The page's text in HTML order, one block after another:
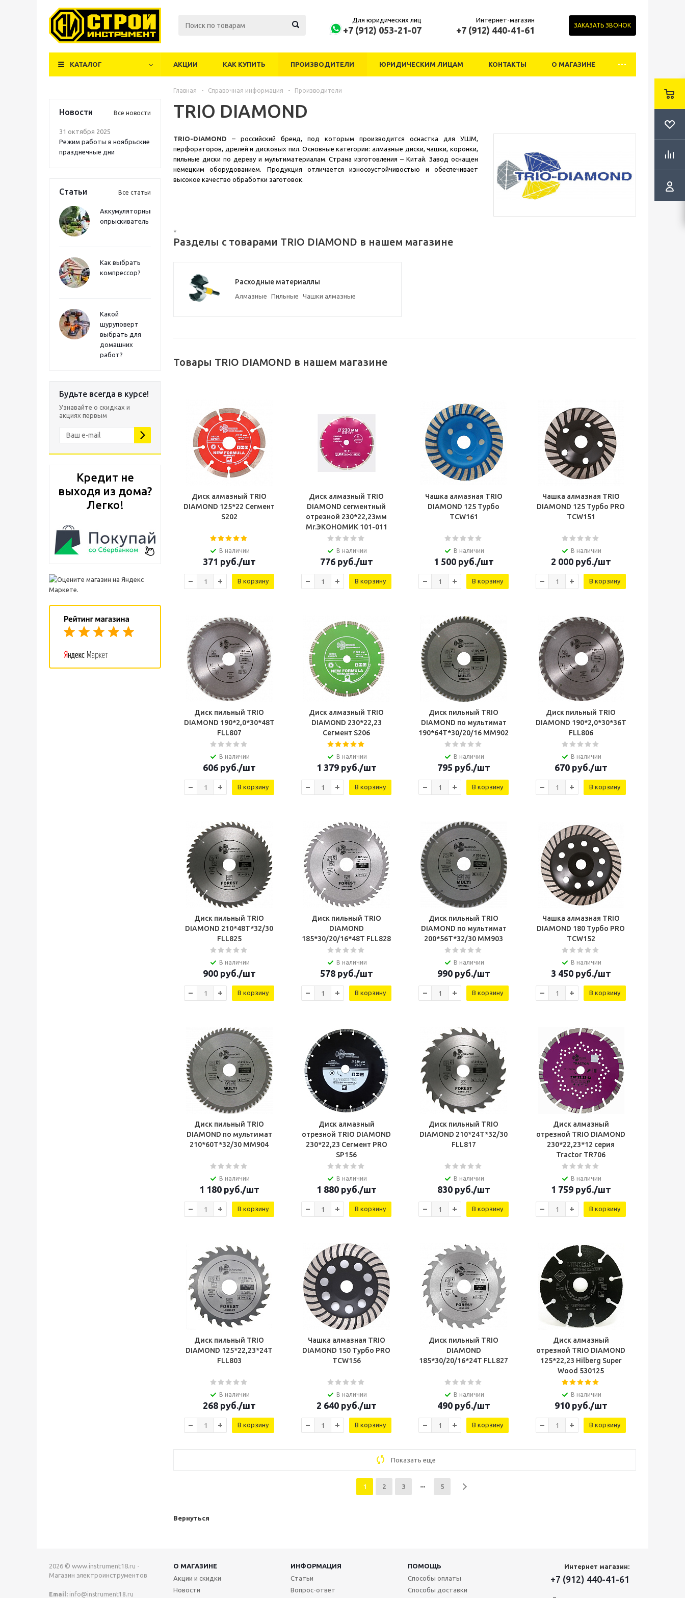
Для юридических лиц
+7 (912) 053-21-07
Интернет-магазин
+7 (912) 440-41-61 ЗАКАЗАТЬ ЗВОНОК
КАТАЛОГ АКЦИИ КАК КУПИТЬ ПРОИЗВОДИТЕЛИ ЮРИДИЧЕСКИМ ЛИЦАМ КОНТАКТЫ О МАГАЗИНЕ
Новости Все новости
31 октября 2025
Режим работы в ноябрьские
празднечные дни
Статьи Все статьи
Аккумуляторный
опрыскиватель
Как выбрать
компрессор?
Какой
шуруповерт
выбрать для
домашних
работ?
Будьте всегда в курсе!
Узнавайте о скидках и
акциях первым
Кредит не
выходя из дома?
Легко!
Главная - Справочная информация - Производители
TRIO DIAMOND
TRIO-DIAMOND – российский бренд, под которым производится оснастка для УШМ,
перфораторов, дрелей и дисковых пил. Основные категории: алмазные диски, чашки, коронки,
пильные диски по дереву и мультиматериалам. Страна изготовления – Китай. Завод оснащен
немецким оборудованием. Продукция отличается износоустойчивостью и обеспечивает
высокое качество обработки заготовок.
*
Разделы с товарами TRIO DIAMOND в нашем магазине
Расходные материаллы
Алмазные Пильные Чашки алмазные
Товары TRIO DIAMOND в нашем магазине
Диск алмазный TRIO
DIAMOND 125*22 Сегмент
S202
В наличии
371 руб./шт
В корзину
Диск алмазный TRIO
DIAMOND сегментный
отрезной 230*22,23мм
Mr.ЭКОНОМИК 101-011
В наличии
776руб./шт
В корзину
Чашка алмазная TRIO
DIAMOND 125 Турбо
TCW161
В наличии
1 500руб./шт
В корзину
Чашка алмазная TRIO
DIAMOND 125 Турбо PRO
TCW151
В наличии
2 000руб./шт
В корзину
Диск пильный TRIO
DIAMOND 190*2,0*30*48Т
FLL807
В наличии
606руб./шт
В корзину
Диск алмазный TRIO
DIAMOND 230*22,23
Сегмент S206
В наличии
1 379руб./шт
В корзину
Диск пильный TRIO
DIAMOND по мультимат
190*64Т*30/20/16 MM902
В наличии
795 руб./шт
В корзину
Диск пильный TRIO
DIAMOND 190*2,0*30*36Т
FLL806
В наличии
670руб./шт
В корзину
Диск пильный TRIO
DIAMOND 210*48Т*32/30
FLL825
В наличии
900руб./шт
В корзину
Диск пильный TRIO
DIAMOND
185*30/20/16*48Т FLL828
В наличии
578руб./шт
В корзину
Диск пильный TRIO
DIAMOND по мультимат
200*56Т*32/30 MM903
В наличии
990руб./шт
В корзину
Чашка алмазная TRIO
DIAMOND 180 Турбо PRO
TCW152
В наличии
3 450руб./шт
В корзину
Диск пильный TRIO
DIAMOND по мультимат
210*60Т*32/30 MM904
В наличии
1 180руб./шт
В корзину
Диск алмазный
отрезной TRIO DIAMOND
230*22,23 Сегмент PRO
SP156
В наличии
1 880руб./шт
В корзину
Диск пильный TRIO
DIAMOND 210*24Т*32/30
FLL817
В наличии
830руб./шт
В корзину
Диск алмазный
отрезной TRIO DIAMOND
230*22,23*12 серия
Tractor TR706
В наличии
1 759руб./шт
В корзину
Диск пильный TRIO
DIAMOND 125*22,23*24Т
FLL803
В наличии
268руб./шт
В корзину
Чашка алмазная TRIO
DIAMOND 150 Турбо PRO
TCW156
В наличии
2 640руб./шт
В корзину
Диск пильный TRIO
DIAMOND
185*30/20/16*24Т FLL827
В наличии
490руб./шт
В корзину
Диск алмазный
отрезной TRIO DIAMOND
125*22,23 Hilberg Super
Wood 530125
В наличии
910руб./шт
В корзину
Показать еще
1 2 3 5
Вернуться
2026 © www.instrument18.ru -
Магазин электроинструментов
Email: info@instrument18.ru
О МАГАЗИНЕ ИНФОРМАЦИЯ
ПОМОЩЬ
Акции и скидки
Новости
Статьи
Вопрос-ответ
Способы оплаты
Способы доставки
Интернет магазин:
+7 (912) 440-41-61